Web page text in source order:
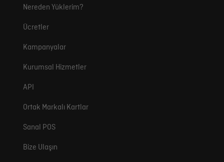
Nereden Yüklerim?
Ücretler
Kampanyalar
Kurumsal Hizmetler
API
Ortak Markalı Kartlar
Sanal POS
Bize Ulaşın